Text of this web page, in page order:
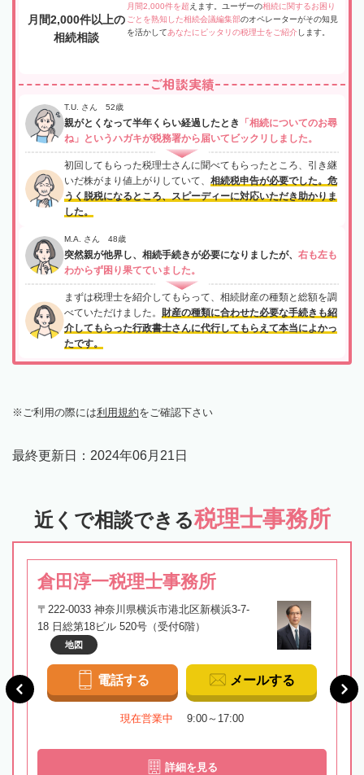
月間2,000件以上の
相続相談
月間2,000件を超 えます。ユーザーの相続に関するお困り
ごとを熟知した相続会議編集部のオペレーターがその知見
を活かしてあなたにピッタリの税理士をご紹介 します。
ご相談実績
T.U. さん 52歳
親がとくなって半年くらい経過したとき
「相続についてのお尋
ね」というハガキが税務署から届いてビックリしました。
初回してもらった税理士さんに聞べてもらったところ、引き継
いだ株がまり値上がりしていて、 相続税申告が必要でした。危
うく脱税になるところ、スピーディーに対応いただき助かりま
した。
M.A. さん 48歳
突然親が他界し、相続手続きが必要になりましたが、 右も左も
わからず困り果てていました。
まずは税理士を紹介してもらって、相続財産の種類と総額を調
べていただけました。 財産の種類に合わせた必要な手続きも紹
介してもらった行政書士さんに代行してもらえて本当によかっ
たです。
ご利用の際には利用規約をご確認下さい
最終更新日： 2024年06月21日
近くで相談できる税理士事務所
倉田淳一税理士事務所
〒222-0033 神奈川県横浜市港北区新横浜3-7-
18 日総第18ビル 520号（受付6階）
地図
電話する メールする
現在営業中 9:00～17:00
詳細を見る